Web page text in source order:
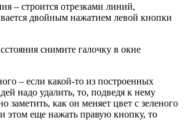
– строится отрезками линий,
двойным нажатием левой кнопки
снимите галочку в окне
– если какой-то из построенных
надо удалить, то, подведя к нему
как он меняет цвет с зеленого
этом еще нажать правую кнопку, то